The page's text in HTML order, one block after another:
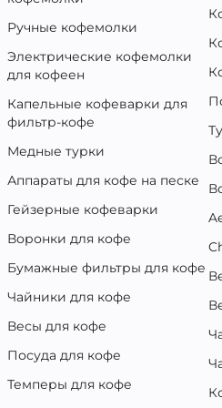
Ручные кофемолки
Электрические кофемолки
для кофеен
Капельные кофеварки для
фильтр-кофе
Медные турки
Аппараты для кофе на песке
Гейзерные кофеварки
Воронки для кофе
Бумажные фильтры для кофе
Чайники для кофе
Весы для кофе
Посуда для кофе
Темперы для кофе